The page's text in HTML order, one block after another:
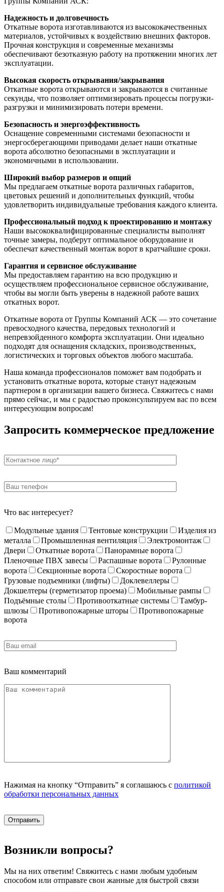
Надежность и долговечность
Откатные ворота изготавливаются из высококачественных
материалов, устойчивых к воздействию внешних факторов.
Прочная конструкция и современные механизмы
обеспечивают безотказную работу на протяжении многих лет
эксплуатации.
Высокая скорость открывания/закрывания
Откатные ворота открываются и закрываются в считанные
секунды, что позволяет оптимизировать процессы погрузки-
разгрузки и минимизировать потери времени.
Безопасность и энергоэффективность
Оснащение современными системами безопасности и
энергосберегающими приводами делает наши откатные
ворота абсолютно безопасными в эксплуатации и
экономичными в использовании.
Широкий выбор размеров и опций
Мы предлагаем откатные ворота различных габаритов,
цветовых решений и дополнительных функций, чтобы
удовлетворить индивидуальные требования каждого клиента.
Профессиональный подход к проектированию и монтажу
Наши высококвалифицированные специалисты выполнят
точные замеры, подберут оптимальное оборудование и
обеспечат качественный монтаж ворот в кратчайшие сроки.
Гарантия и сервисное обслуживание
Мы предоставляем гарантию на всю продукцию и
осуществляем профессиональное сервисное обслуживание,
чтобы вы могли быть уверены в надежной работе ваших
откатных ворот.
Откатные ворота от Группы Компаний АСК — это сочетание
превосходного качества, передовых технологий и
непревзойденного комфорта эксплуатации. Они идеально
подходят для оснащения складских, производственных,
логистических и торговых объектов любого масштаба.
Наша команда профессионалов поможет вам подобрать и
установить откатные ворота, которые станут надежным
партнером в организации вашего бизнеса. Свяжитесь с нами
прямо сейчас, и мы с радостью проконсультируем вас по всем
интересующим вопросам!
Запросить коммерческое предложение
Что вас интересует?
Модульные здания Тентовые конструкции
Изделия из
металла
Промышленная вентиляция
Электромонтаж
Двери
Откатные ворота
Панорамные ворота
Пленочные ПВХ завесы
Распашные ворота
Рулонные
ворота
Секционные ворота
Скоростные ворота
Грузовые подъемники (лифты)
Доклевеллеры
Докшелтеры (герметизатор проема)
Мобильные рампы
Подъёмные столы
Противооткатные системы
Тамбур-
шлюзы
Противопожарные шторы
Противопожарные
ворота
Ваш комментарий
Нажимая на кнопку “Отправить” я соглашаюсь с политикой
обработки персональных данных
Возникли вопросы?
Мы на них ответим! Свяжитесь с нами любым удобным
способом или отправьте свои жанные для быстрой связи